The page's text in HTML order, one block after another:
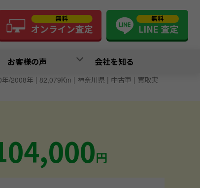
お客様の声 会社を知る
/2008年 | 82,079Km | 神奈川県 | 中古車 | 買取実
円